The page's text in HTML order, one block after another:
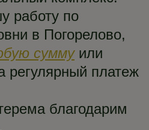
работу по
в Погорелово,
суммуили
регулярный платеж
благодарим